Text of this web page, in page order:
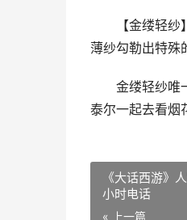
【金缕轻纱】
薄纱勾勒出特殊
金缕轻纱唯一
泰尔一起去看烟
《大话西游》
小时电话
« 上一篇